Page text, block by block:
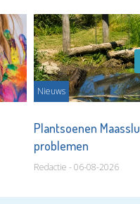
Nieuws
Plantsoenen
problemen
Redactie - 06-08-2026